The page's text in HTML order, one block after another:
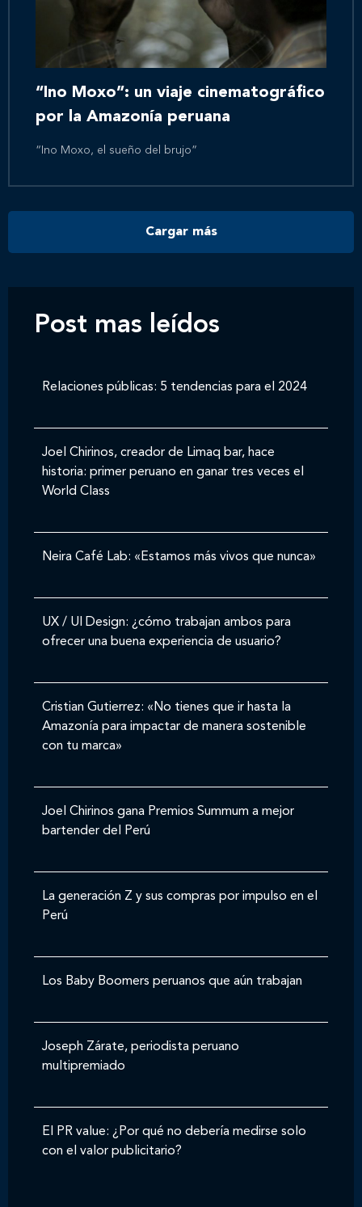
Inicio
Nosotros
Novedades
Contáctanos
“Ino Moxo”: un viaje cinematográfico
por la Amazonía peruana
“Ino Moxo, el sueño del brujo”
Cargar más
Post mas leídos
Relaciones públicas: 5 tendencias para el 2024
Joel Chirinos, creador de Limaq bar, hace
historia: primer peruano en ganar tres veces el
World Class
Neira Café Lab: «Estamos más vivos que nunca»
UX / UI Design: ¿cómo trabajan ambos para
ofrecer una buena experiencia de usuario?
Cristian Gutierrez: «No tienes que ir hasta la
Amazonía para impactar de manera sostenible
con tu marca»
Joel Chirinos gana Premios Summum a mejor
bartender del Perú
La generación Z y sus compras por impulso en el
Perú
Los Baby Boomers peruanos que aún trabajan
Joseph Zárate, periodista peruano
multipremiado
El PR value: ¿Por qué no debería medirse solo
con el valor publicitario?